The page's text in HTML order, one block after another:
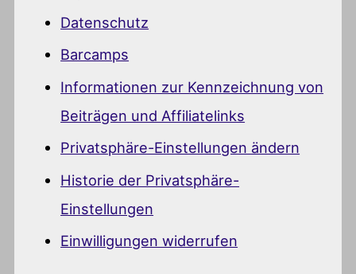
Datenschutz
Barcamps
Informationen zur Kennzeichnung von
Beiträgen und Affiliatelinks
Privatsphäre-Einstellungen ändern
Historie der Privatsphäre-
Einstellungen
Einwilligungen widerrufen